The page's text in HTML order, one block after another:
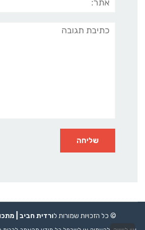
תגובה
© כל הזכויות שמורות לורדית חביב |